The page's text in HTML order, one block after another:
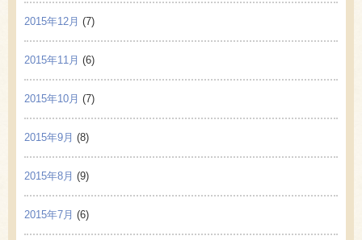
2015年12月 (7)
2015年11月 (6)
2015年10月 (7)
2015年9月 (8)
2015年8月 (9)
2015年7月 (6)